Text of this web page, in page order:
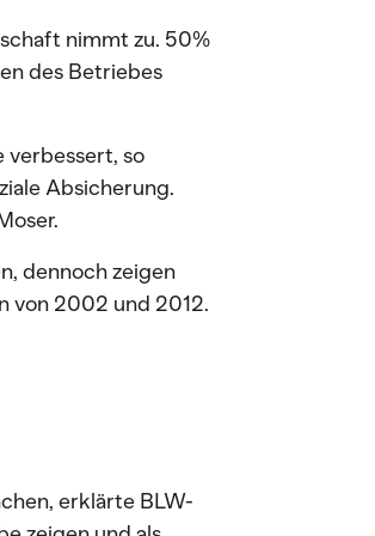
nimmt zu. 50%
des Betriebes
verbessert, so
Absicherung.
dennoch zeigen
von 2002 und 2012.
erklärte BLW-